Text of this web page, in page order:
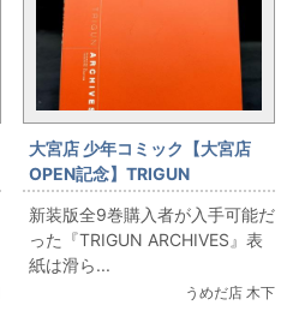
大宮店 少年コミック【大宮店
OPEN記念】TRIGUN
ARCHIVES&トライガン＋マキ
シマム9巻セット
新装版全9巻購入者が入手可能だ
った『TRIGUN ARCHIVES』表
紙は滑ら...
うめだ店 木下